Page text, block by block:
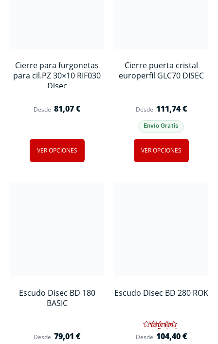
Cierre para furgonetas
para cil.PZ 30×10 RIF030
Disec
Desde 81,07€
VER OPCIONES
Cierre puerta cristal
europerfil GLC70 DISEC
Desde 111,74€
Envío Gratis
VER OPCIONES
Escudo Disec BD 180
BASIC
Desde 79,01 €
Escudo Disec BD 280 ROK
Valorado
5 de 5
en base a
valoración
Desde 104,40€